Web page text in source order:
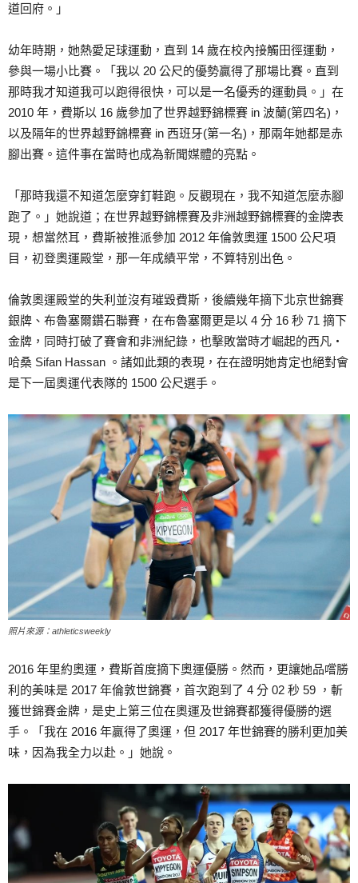
道回府。」
幼年時期，她熱愛足球運動，直到 14 歲在校內接觸田徑運動，
參與一場小比賽。「我以 20 公尺的優勢贏得了那場比賽。直到
那時我才知道我可以跑得很快，可以是一名優秀的運動員。」在
2010 年，費斯以 16 歲參加了世界越野錦標賽 in 波蘭(第四名)，
以及隔年的世界越野錦標賽 in 西班牙(第一名)，那兩年她都是赤
腳出賽。這件事在當時也成為新聞媒體的亮點。
「那時我還不知道怎麼穿釘鞋跑。反觀現在，我不知道怎麼赤腳
跑了。」她說道；在世界越野錦標賽及非洲越野錦標賽的金牌表
現，想當然耳，費斯被推派參加 2012 年倫敦奧運 1500 公尺項
目，初登奧運殿堂，那一年成績平常，不算特別出色。
倫敦奧運殿堂的失利並沒有璀毀費斯，後續幾年摘下北京世錦賽
銀牌、布魯塞爾鑽石聯賽，在布魯塞爾更是以 4 分 16 秒 71 摘下
金牌，同時打破了賽會和非洲紀錄，也擊敗當時才崛起的西凡‧
哈桑 Sifan Hassan 。諸如此類的表現，在在證明她肯定也絕對會
是下一屆奧運代表隊的 1500 公尺選手。
照片來源：athleticsweekly
2016 年里約奧運，費斯首度摘下奧運優勝。然而，更讓她品嚐勝
利的美味是 2017 年倫敦世錦賽，首次跑到了 4 分 02 秒 59 ，斬
獲世錦賽金牌，是史上第三位在奧運及世錦賽都獲得優勝的選
手。「我在 2016 年贏得了奧運，但 2017 年世錦賽的勝利更加美
味，因為我全力以赴。」她說。